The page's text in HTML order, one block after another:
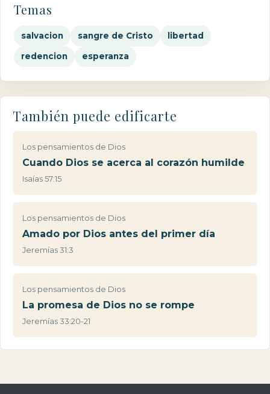
Temas
salvacion sangre de Cristo libertad
redencion esperanza
También puede edificarte
Los pensamientos de Dios
Cuando Dios se acerca al corazón humilde
Isaías 57:15
Los pensamientos de Dios
Amado por Dios antes del primer día
Jeremías 31:3
Los pensamientos de Dios
La promesa de Dios no se rompe
Jeremías 33:20-21